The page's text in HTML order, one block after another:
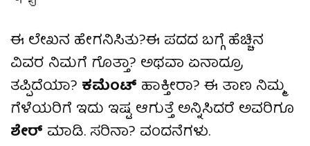
ಈ ಲೇಖನ ಹೇಗನಿಸಿತು?ಈ ಪದದ ಬಗ್ಗೆ ಹೆಚ್ಚಿನ
ವಿವರ ನಿಮಗೆ ಗೊತ್ತಾ? ಅಥವಾ ಏನಾದ್ರೂ
ತಪ್ಪಿದೆಯಾ? ಕಮೆಂಟ್ ಹಾಕ್ತೀರಾ? ಈ ತಾಣ ನಿಮ್ಮ
ಗೆಳೆಯರಿಗೆ ಇದು ಇಷ್ಟ ಆಗುತ್ತೆ ಅನ್ನಿಸಿದರೆ ಅವರಿಗೂ
ಶೇರ್ ಮಾಡಿ. ಸರಿನಾ? ವಂದನೆಗಳು.